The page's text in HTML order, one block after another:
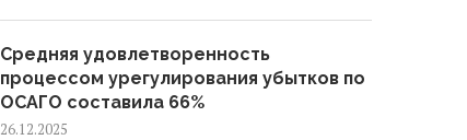
Средняя удовлетворенность
процессом урегулирования убытков по
ОСАГО составила 66%
26.12.2025